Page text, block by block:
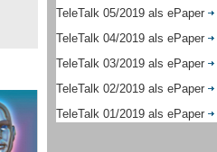
TeleTalk 05/2019 als ePaper
TeleTalk 04/2019 als ePaper
TeleTalk 03/2019 als ePaper
TeleTalk 02/2019 als ePaper
TeleTalk 01/2019 als ePaper